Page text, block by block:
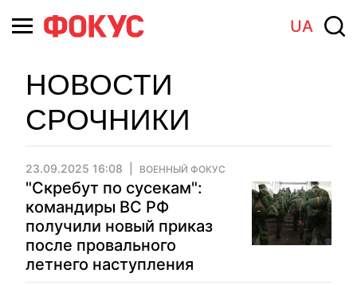
UA
НОВОСТИ
СРОЧНИКИ
23.09.2025 16:08 ВОЕННЫЙ ФОКУС
"Скребут по сусекам":
командиры ВС РФ
получили новый приказ
после провального
летнего наступления